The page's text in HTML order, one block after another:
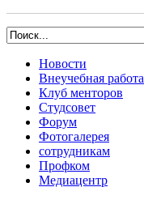
Новости
Внеучебная работа
Клуб менторов
Студсовет
Форум
Фотогалерея
сотрудникам
Профком
Медиацентр